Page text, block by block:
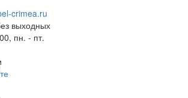
crimea.ru
выходных
пн. - пт.